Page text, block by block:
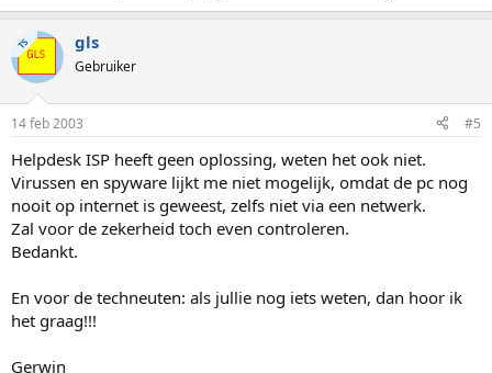
TS gls
Gebruiker
14 feb 2003 #5
Helpdesk ISP heeft geen oplossing, weten het ook niet.
Virussen en spyware lijkt me niet mogelijk, omdat de pc nog
nooit op internet is geweest, zelfs niet via een netwerk.
Zal voor de zekerheid toch even controleren.
Bedankt.
En voor de techneuten: als jullie nog iets weten, dan hoor ik
het graag!!!
Gerwin